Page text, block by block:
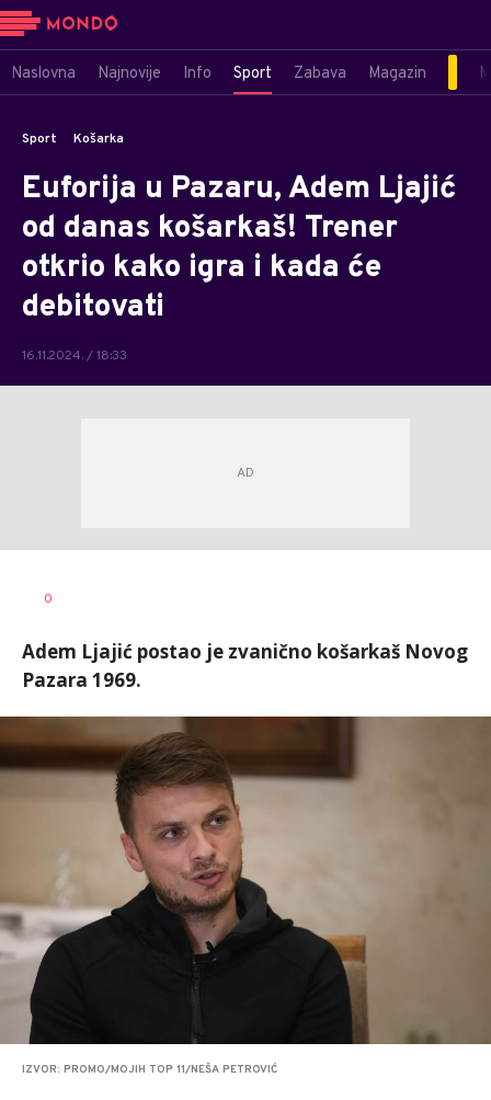
Naslovna Najnovije Info Sport Zabava Magazin
Sport Košarka
Euforija u Pazaru, Adem Ljajić
od danas košarkaš! Trener
otkrio kako igra i kada će
debitovati
16.11.2024. / 18:33
0
Adem Ljajić postao je zvanično košarkaš Novog
Pazara 1969.
IZVOR: PROMO/MOJIH TOP 11/NEŠA PETROVIĆ